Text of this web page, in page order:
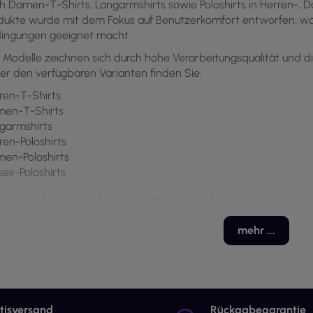
Damen-T-Shirts, Langarmshirts sowie Poloshirts in Herren-,
wurde mit dem Fokus auf Benutzerkomfort entworfen,
geeignet macht.
Modelle zeichnen sich durch hohe Verarbeitungsqualität und
den verfügbaren Varianten finden Sie:
T-Shirts
T-Shirts
Poloshirts
Poloshirts
Poloshirts
Arbeits-T-Shirts und Poloshirts bestehen aus hochwertigen
gewährleisten. Zu den am häufigsten verwendeten
Gebrauch bequem, selbst an wärmeren Tagen.
mehr ...
Rückgabegarantie